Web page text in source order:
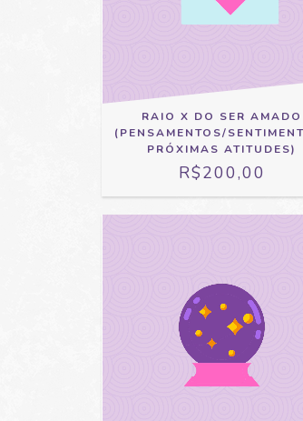
RAIO X DO SER AMADO
(PENSAMENTOS/
PRÓXIMAS ATITUDES)
R$200,00